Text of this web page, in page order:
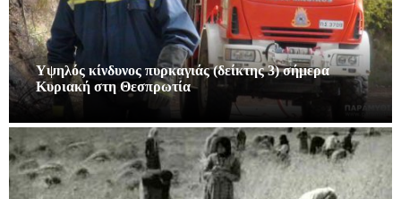
Υψηλός κίνδυνος πυρκαγιάς (δείκτης 3) σήμερα
Κυριακή στη Θεσπρωτία